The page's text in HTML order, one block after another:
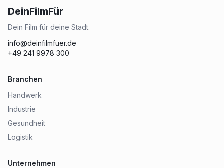
DeinFilmFür
Dein Film für deine Stadt.
info@deinfilmfuer.de
+49 241 9978 300
Branchen
Handwerk
Industrie
Gesundheit
Logistik
Unternehmen